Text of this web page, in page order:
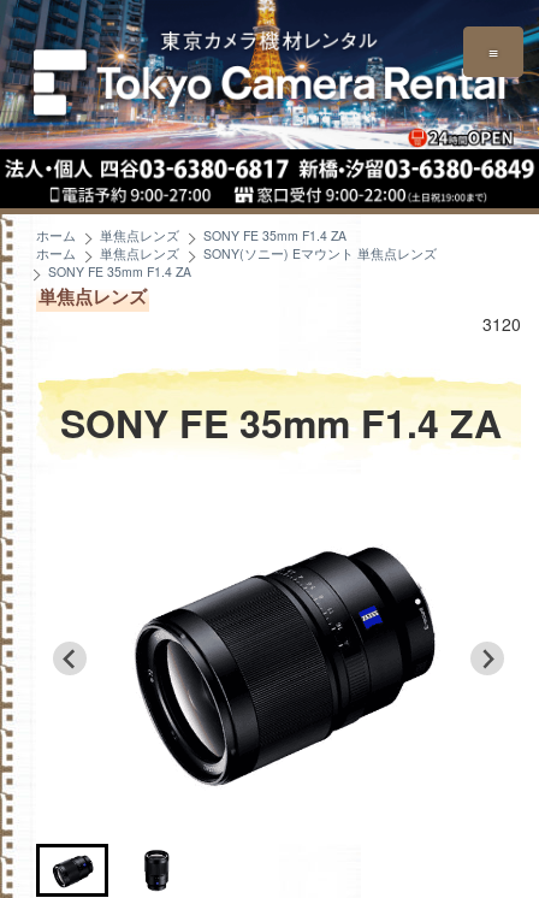
≡
ホーム 単焦点レンズ
SONY FE 35mm F1.4 ZA
ホーム
単焦点レンズ
SONY(ソニー) Eマウント 単焦点レンズ
SONY FE 35mm F1.4 ZA
単焦点レンズ
3120
SONY FE 35mm F1.4 ZA